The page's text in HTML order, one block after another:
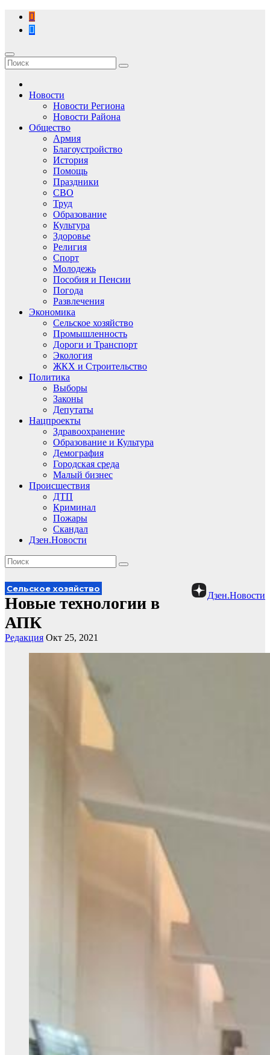
Перейти
содержимому
Новости
Новости Региона
Новости Района
Общество
Армия
Благоустройство
История
Помощь
Праздники
СВО
Труд
Образование
Культура
Здоровье
Религия
Спорт
Молодежь
Пособия и Пенсии
Погода
Развлечения
Экономика
Сельское хозяйство
Промышленность
Дороги и Транспорт
Экология
ЖКХ и Строительство
Политика
Выборы
Законы
Депутаты
Нацпроекты
Здравоохранение
Образование и Культура
Демография
Городская среда
Малый бизнес
Происшествия
ДТП
Криминал
Пожары
Скандал
Дзен.Новости
Дзен.Новости
Сельское хозяйство
Новые технологии в
АПК
Редакция Окт 25, 2021